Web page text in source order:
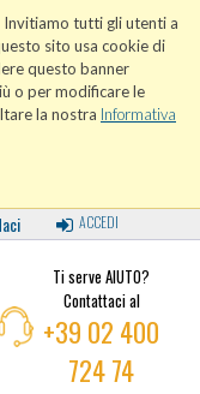
Invitiamo tutti gli utenti a
sito usa cookie di
questo banner
o per modificare le
la nostra Informativa
ACCEDI
Ti serve AIUTO?
Contattaci al
+39 02 400
724 74